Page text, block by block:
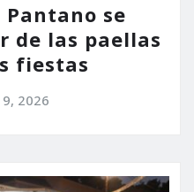
Pantano se
de las paellas
fiestas
2026